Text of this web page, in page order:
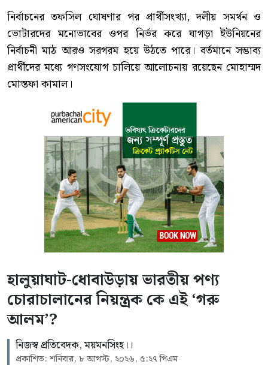
নির্বাচনের তফসিল ঘোষণার পর প্রার্থীসংখ্যা, দলীয় সমর্থন ও
ভোটারদের মনোভাবের ওপর নির্ভর করে ঘাগড়া ইউনিয়নের
নির্বাচনী মাঠ আরও সরগরম হয়ে উঠতে পারে। বর্তমানে সম্ভাব্য
প্রার্থীদের মধ্যে গণসংযোগ চালিয়ে আলোচনায় রয়েছেন মোহাম্মদ
মোস্তফা কামাল।
হালুয়াঘাট-ধোবাউড়ায় ভারতীয় পণ্য
চোরাচালানের নিয়ন্ত্রক কে এই ‘গরু
আলম’?
নিজস্ব প্রতিবেদক, ময়মনসিংহ।।
প্রকাশিত: শনিবার, ৮ আগস্ট, ২০২৬, ৫:২৭ পিএম